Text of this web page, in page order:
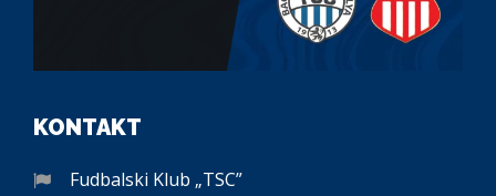
KONTAKT
Fudbalski Klub „TSC”